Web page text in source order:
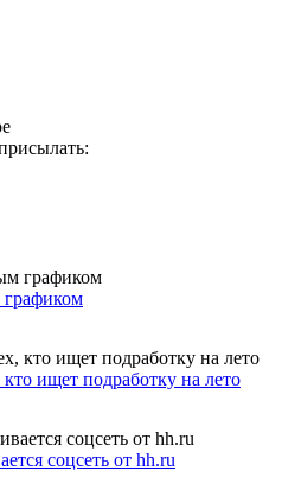
ищет подработку на лето
соцсеть от hh.ru